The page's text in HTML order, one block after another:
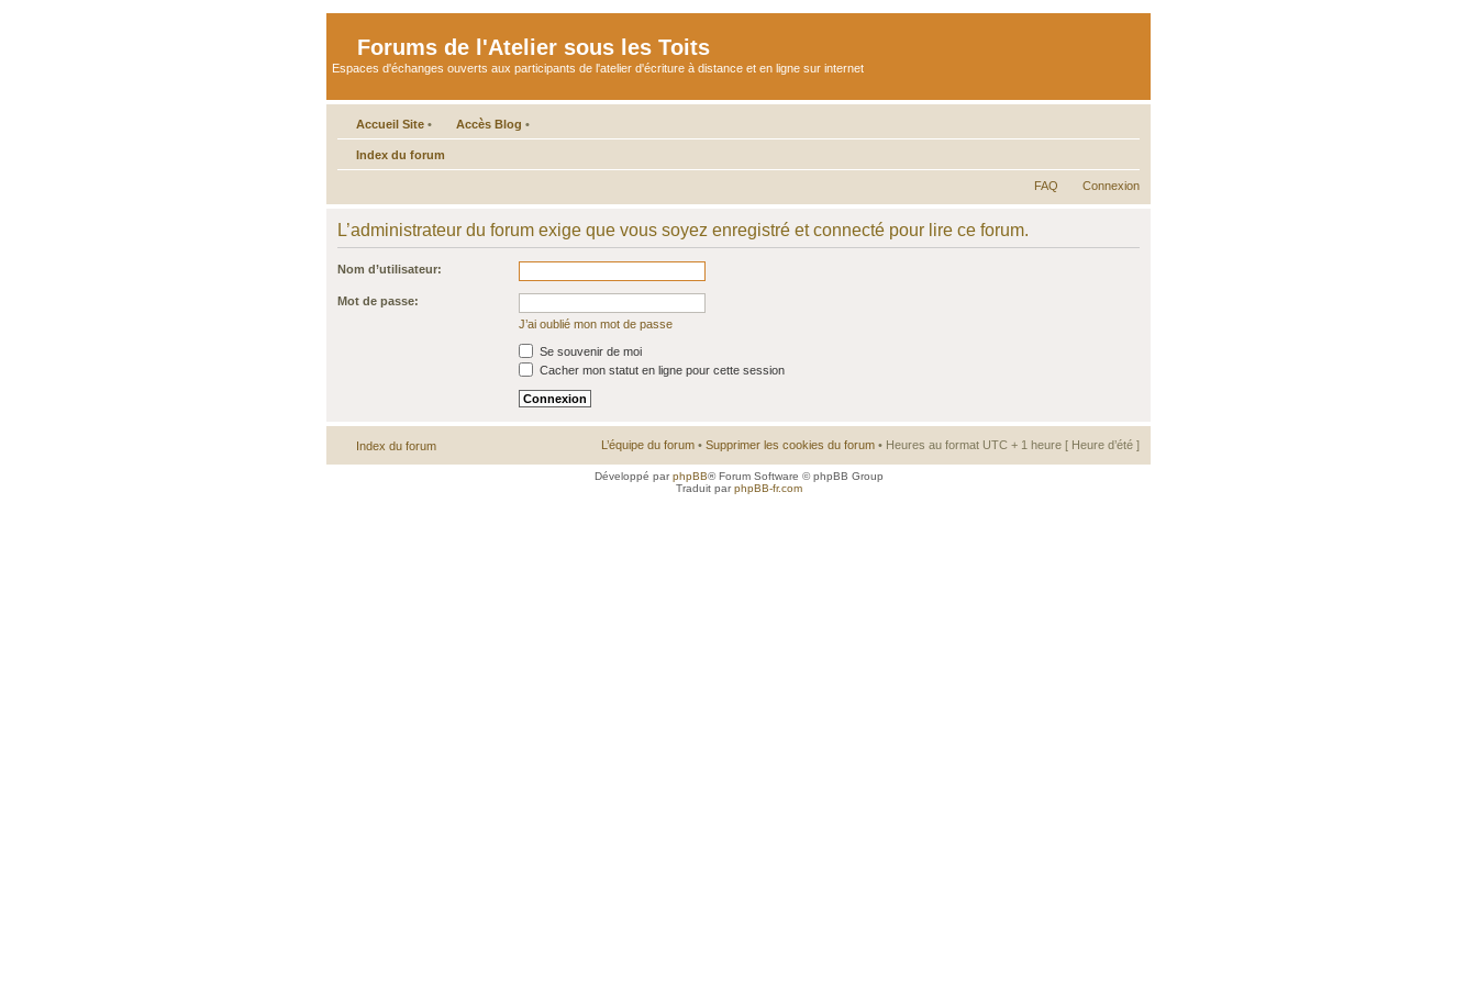
Forums de l'Atelier sous les Toits
Espaces d'échanges ouverts aux participants de l'atelier d'écriture à distance et en ligne sur internet
Accueil Site • Accès Blog •
Index du forum
FAQ Connexion
L’administrateur du forum exige que vous soyez enregistré et connecté pour lire ce forum.
Nom d’utilisateur:
Mot de passe:
J’ai oublié mon mot de passe
Se souvenir de moi
Cacher mon statut en ligne pour cette session
Index du forum L’équipe du forum • Supprimer les cookies du forum • Heures au format UTC + 1 heure [ Heure d’été ]
Développé parphpBB® Forum Software © phpBB Group
Traduit parphpBB-fr.com